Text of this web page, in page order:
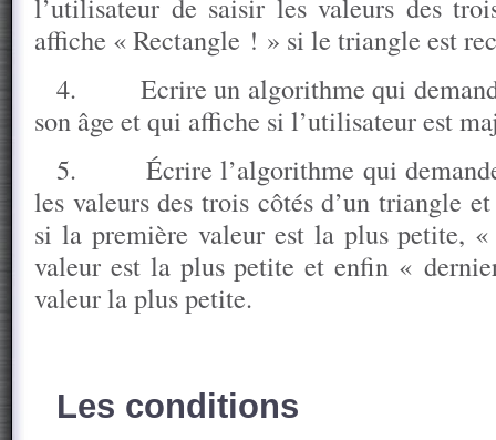
affiche « Rectangle ! » si le triangle est
4.
Ecrire un algorithme qui
son âge et qui affiche si l’utilisateur est
5.
Écrire l’algorithme qui
les valeurs des trois côtés d’un triangle
si la première valeur est la plus petite,
valeur est la plus petite et enfin «
valeur la plus petite.
Les conditions